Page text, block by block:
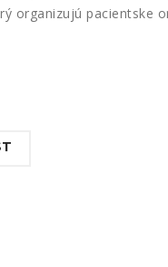
organizujú pacientske